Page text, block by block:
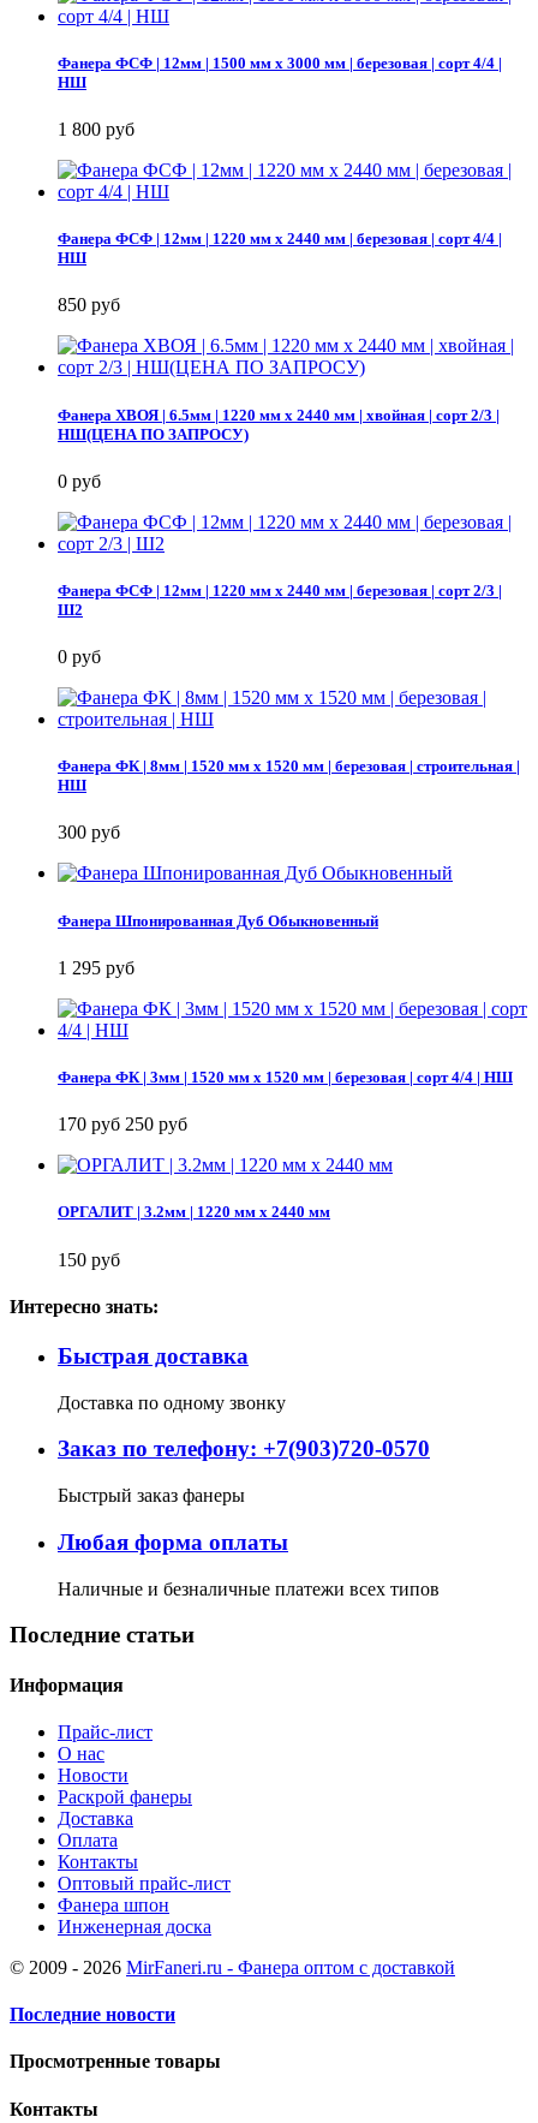
Фанера ФСФ | 12мм | 1500 мм х 3000 мм | березовая | сорт 4/4 |
НШ
1 800 руб
Фанера ФСФ | 12мм | 1220 мм х 2440 мм | березовая | сорт 4/4 |
НШ
850 руб
Фанера ХВОЯ | 6.5мм | 1220 мм х 2440 мм | хвойная | сорт 2/3 |
НШ(ЦЕНА ПО ЗАПРОСУ)
0 руб
Фанера ФСФ | 12мм | 1220 мм х 2440 мм | березовая | сорт 2/3 |
Ш2
0 руб
Фанера ФК | 8мм | 1520 мм х 1520 мм | березовая | строительная |
НШ
300 руб
Фанера Шпонированная Дуб Обыкновенный
1 295 руб
Фанера ФК | 3мм | 1520 мм х 1520 мм | березовая | сорт 4/4 | НШ
170 руб 250 руб
ОРГАЛИТ | 3.2мм | 1220 мм х 2440 мм
150 руб
Интересно знать:
Быстрая доставка
Доставка по одному звонку
Заказ по телефону: +7(903)720-0570
Быстрый заказ фанеры
Любая форма оплаты
Наличные и безналичные платежи всех типов
Последние статьи
Информация
Прайс-лист
О нас
Новости
Раскрой фанеры
Доставка
Оплата
Контакты
Оптовый прайс-лист
Фанера шпон
Инженерная доска
© 2009 - 2026 MirFaneri.ru - Фанера оптом с доставкой
Последние новости
Просмотренные товары
Контакты